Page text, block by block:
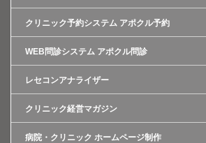
クリニック予約システム アポクル予約
WEB問診システム アポクル問診
レセコンアナライザー
クリニック経営マガジン
病院・クリニック ホームページ制作